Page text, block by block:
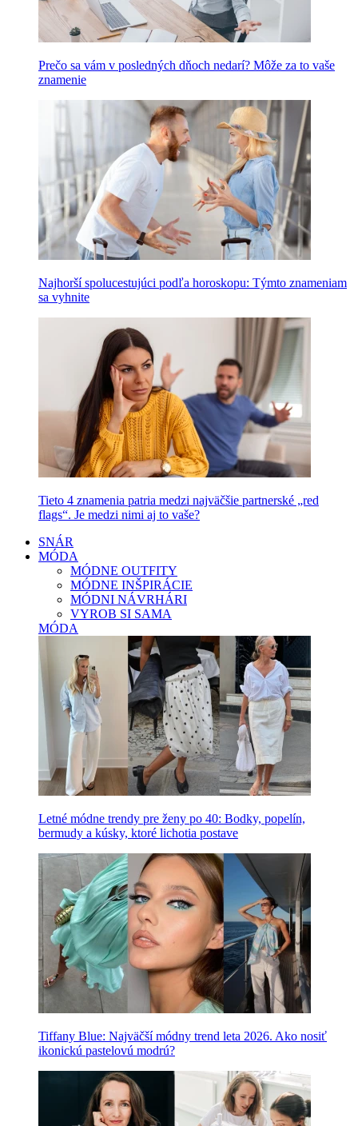
Prečo sa vám v posledných dňoch nedarí? Môže za to vaše
znamenie
Najhorší spolucestujúci podľa horoskopu: Týmto znameniam
sa vyhnite
Tieto 4 znamenia patria medzi najväčšie partnerské „red
flags“. Je medzi nimi aj to vaše?
SNÁR
MÓDA
MÓDNE OUTFITY
MÓDNE INŠPIRÁCIE
MÓDNI NÁVRHÁRI
VYROB SI SAMA
MÓDA
Letné módne trendy pre ženy po 40: Bodky, popelín,
bermudy a kúsky, ktoré lichotia postave
Tiffany Blue: Najväčší módny trend leta 2026. Ako nosiť
ikonickú pastelovú modrú?